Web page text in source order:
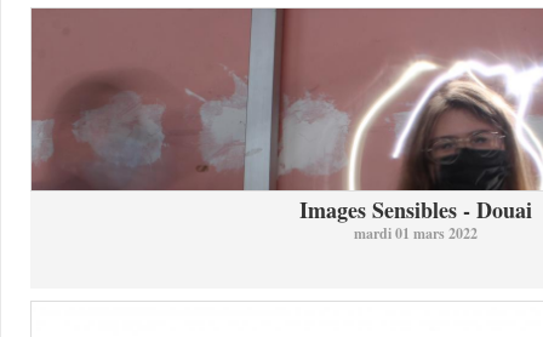
Images Sensibles - Douai
mardi 01 mars 2022